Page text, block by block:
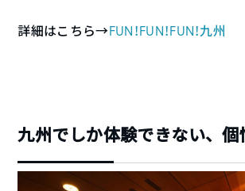
詳細はこちら→FUN！FUN！FUN！九州
九州でしか体験できない、